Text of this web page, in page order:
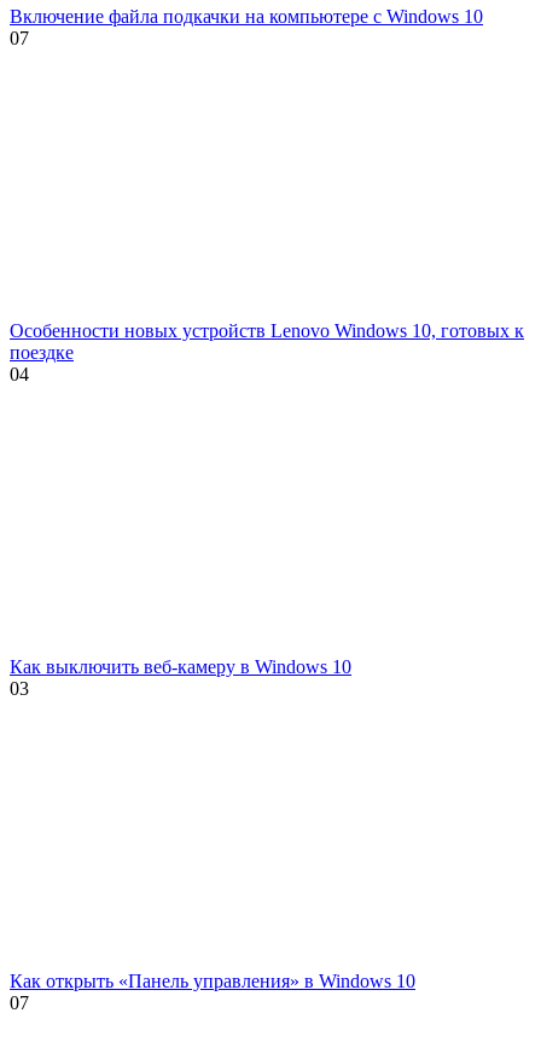
Включение файла подкачки на компьютере с Windows 10
07
Особенности новых устройств Lenovo Windows 10, готовых к
поездке
04
Как выключить веб-камеру в Windows 10
03
Как открыть «Панель управления» в Windows 10
07